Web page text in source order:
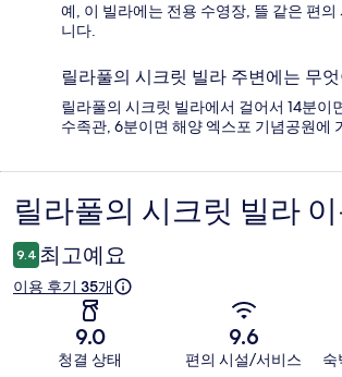
예, 이 빌라에는 전용 수영장, 뜰 같은 편
니다.
릴라풀의 시크릿 빌라 주변에는 무
릴라풀의 시크릿 빌라에서 걸어서 14분이
수족관, 6분이면 해양 엑스포 기념공원에
이
용
후
릴라풀의 시크릿 빌라
9.4 최고예요
이용 후기 35개
9.0
청결 상태
9.6
편의 시설/서비스 숙